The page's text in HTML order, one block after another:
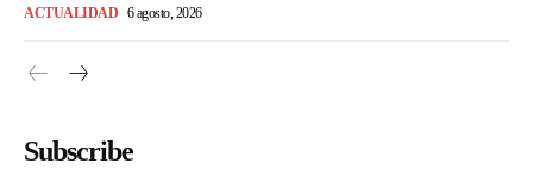
ACTUALIDAD 6 agosto, 2026
Subscribe